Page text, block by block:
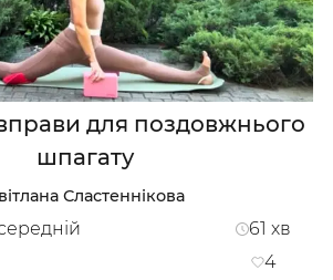
вправи для поздовжнього
шпагату
Сластеннікова
61 хв
4